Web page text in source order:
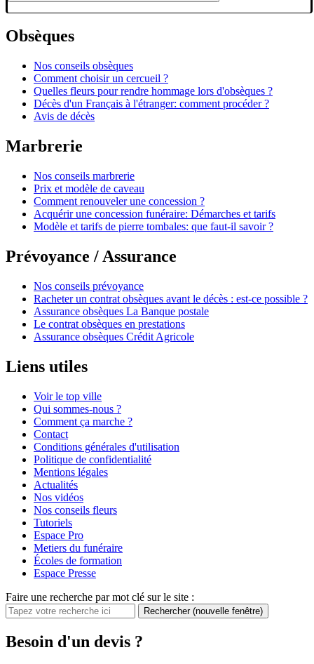
Obsèques
Nos conseils obsèques
Comment choisir un cercueil ?
Quelles fleurs pour rendre hommage lors d'obsèques ?
Décès d'un Français à l'étranger: comment procéder ?
Avis de décès
Marbrerie
Nos conseils marbrerie
Prix et modèle de caveau
Comment renouveler une concession ?
Acquérir une concession funéraire: Démarches et tarifs
Modèle et tarifs de pierre tombales: que faut-il savoir ?
Prévoyance / Assurance
Nos conseils prévoyance
Racheter un contrat obsèques avant le décès : est-ce possible ?
Assurance obsèques La Banque postale
Le contrat obsèques en prestations
Assurance obsèques Crédit Agricole
Liens utiles
Voir le top ville
Qui sommes-nous ?
Comment ça marche ?
Contact
Conditions générales d'utilisation
Politique de confidentialité
Mentions légales
Actualités
Nos vidéos
Nos conseils fleurs
Tutoriels
Espace Pro
Metiers du funéraire
Écoles de formation
Espace Presse
Faire une recherche par mot clé sur le site :
Rechercher (nouvelle fenêtre)
Besoin d'un devis ?